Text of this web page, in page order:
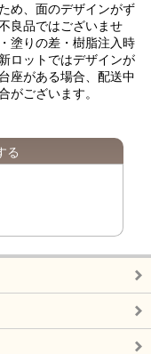
め、面のデザインがず
良品ではございませ
塗りの差・樹脂注入時
ロットではデザインが
座がある場合、配送中
がございます。
る